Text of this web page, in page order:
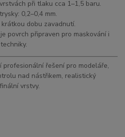
při tlaku cca 1–1,5 baru.
0,2–0,4 mm.
dobu zavadnutí.
povrch připraven pro maskování i
profesionální řešení pro modeláře,
nad nástřikem, realistický
vrstvy.